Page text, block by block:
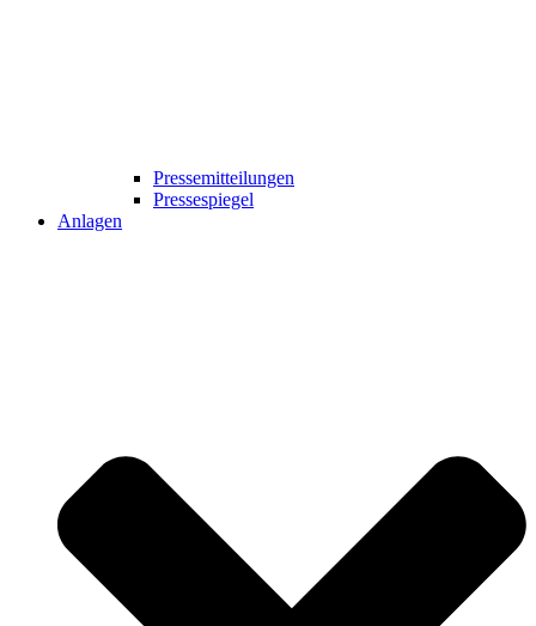
Pressemitteilungen
Pressespiegel
Anlagen